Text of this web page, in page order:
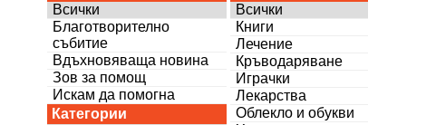
Всички
Благотворително
събитие
Вдъхновяваща новина
Зов за помощ
Искам да помогна
Категории
Всички
Книги
Лечение
Кръводаряване
Играчки
Лекарства
Облекло и обукви